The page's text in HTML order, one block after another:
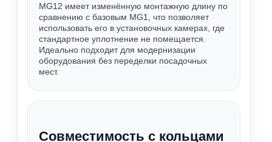
MG12 имеет изменённую монтажную длину по
сравнению с базовым MG1, что позволяет
использовать его в установочных камерах, где
стандартное уплотнение не помещается.
Идеально подходит для модернизации
оборудования без переделки посадочных
мест.
Совместимость с кольцами